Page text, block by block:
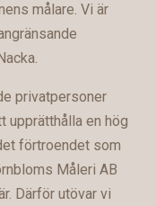
målare. Vi är
privatpersoner
upprätthålla en hög
förtroendet som
Måleri AB
Därför utövar vi